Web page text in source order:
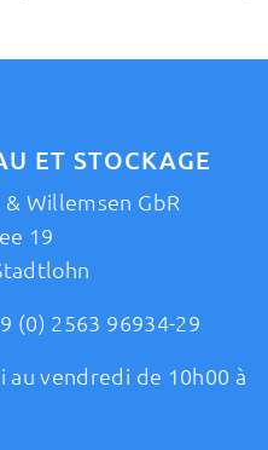
ET STOCKAGE
Willemsen GbR
19
(0) 2563 96934-29
au vendredi de 10h00 à